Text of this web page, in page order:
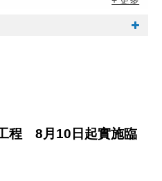
程 8月10日起實施臨